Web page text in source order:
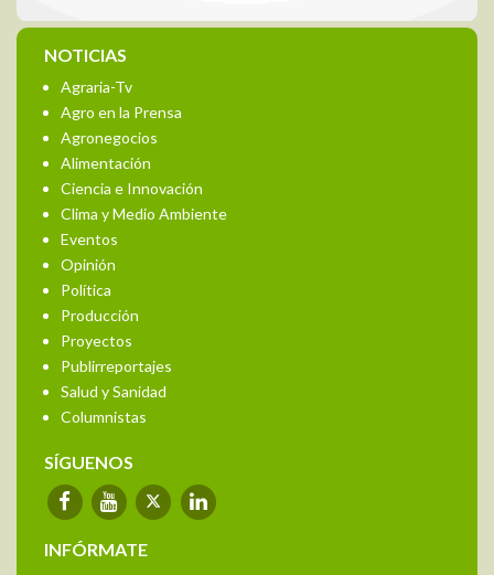
NOTICIAS
Agraria-Tv
Agro en la Prensa
Agronegocios
Alimentación
Ciencia e Innovación
Clima y Medio Ambiente
Eventos
Opinión
Política
Producción
Proyectos
Publirreportajes
Salud y Sanidad
Columnistas
SÍGUENOS
INFÓRMATE